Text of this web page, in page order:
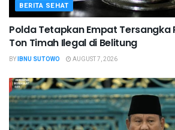
BERITA SEHAT
Polda Tetapkan Empat Tersangka
Ton Timah Ilegal di Belitung
BYIBNU SUTOWO AUGUST 7, 2026